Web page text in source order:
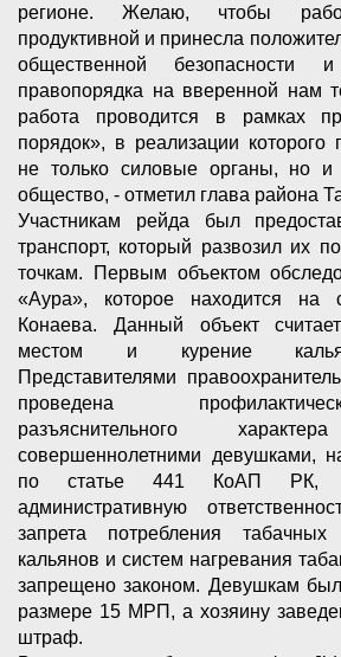
регионе. Желаю, чтобы
продуктивной и принесла
общественной безопасности
правопорядка на вверенной нам
работа проводится в рамках
порядок», в реализации которого
не только силовые органы, но и
общество, - отметил глава района
Участникам рейда был
транспорт, который развозил их
точкам. Первым объектом
«Аура», которое находится на
Конаева. Данный объект
местом и курение
Представителями
проведена
разъяснительного
совершеннолетними девушками,
по статье 441 КоАП РК,
административную
запрета потребления
кальянов и систем нагревания
запрещено законом. Девушкам
размере 15 МРП, а хозяину
штраф.